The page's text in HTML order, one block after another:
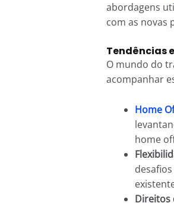
abordagens
com as novas
Tendências
O mundo do
acompanhar
Home
home
Direitos